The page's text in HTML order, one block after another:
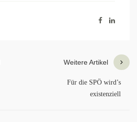
Weitere Artikel
Für die SPÖ wird’s
existenziell